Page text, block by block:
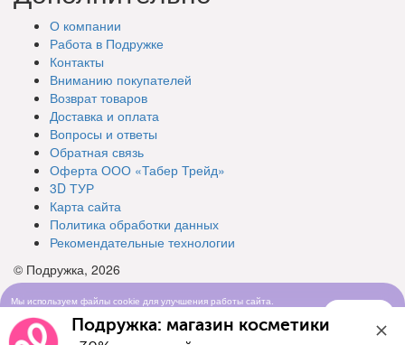
О компании
Работа в Подружке
Контакты
Вниманию покупателей
Возврат товаров
Доставка и оплата
Вопросы и ответы
Обратная связь
Оферта ООО «Табер Трейд»
3D ТУР
Карта сайта
Политика обработки данных
Рекомендательные технологии
© Подружка, 2026
Мы используем файлы cookie для улучшения работы сайта.
использования cookie-файловПодружка: магазин косметики